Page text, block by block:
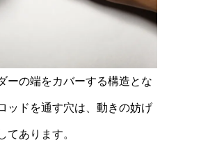
ーの端をカバーする構造とな
ッドを通す穴は、動きの妨げ
てあります。